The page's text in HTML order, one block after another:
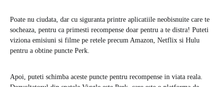
Poate nu ciudata, dar cu siguranta printre aplicatiile neobisnuite care te
socheaza, pentru ca primesti recompense doar pentru a te distra! Puteti
viziona emisiuni si filme pe retele precum Amazon, Netflix si Hulu
pentru a obtine puncte Perk.
Apoi, puteti schimba aceste puncte pentru recompense in viata reala.